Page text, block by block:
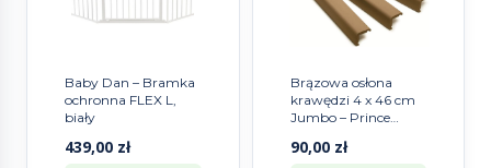
Baby Dan – Bramka
ochronna FLEX L,
biały
439,00 zł
Brązowa osłona
krawędzi 4 x 46 cm
Jumbo – Prince
90,00 zł